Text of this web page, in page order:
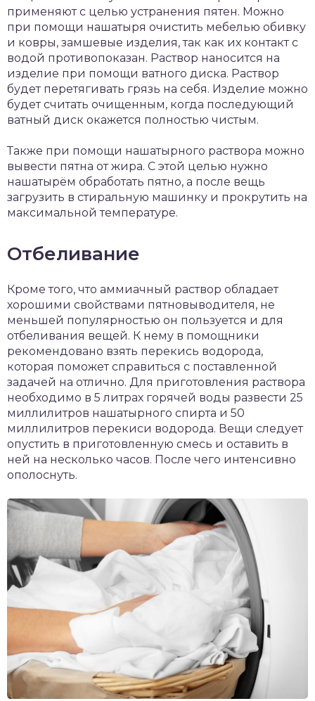
применяют с целью устранения пятен. Можно
при помощи нашатыря очистить мебелью обивку
и ковры, замшевые изделия, так как их контакт с
водой противопоказан. Раствор наносится на
изделие при помощи ватного диска. Раствор
будет перетягивать грязь на себя. Изделие можно
будет считать очищенным, когда последующий
ватный диск окажется полностью чистым.
Также при помощи нашатырного раствора можно
вывести пятна от жира. С этой целью нужно
нашатырём обработать пятно, а после вещь
загрузить в стиральную машинку и прокрутить на
максимальной температуре.
Отбеливание
Кроме того, что аммиачный раствор обладает
хорошими свойствами пятновыводителя, не
меньшей популярностью он пользуется и для
отбеливания вещей. К нему в помощники
рекомендовано взять перекись водорода,
которая поможет справиться с поставленной
задачей на отлично. Для приготовления раствора
необходимо в 5 литрах горячей воды развести 25
миллилитров нашатырного спирта и 50
миллилитров перекиси водорода. Вещи следует
опустить в приготовленную смесь и оставить в
ней на несколько часов. После чего интенсивно
ополоснуть.